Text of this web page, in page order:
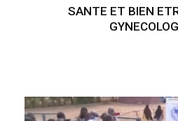
SANTE ET BIEN